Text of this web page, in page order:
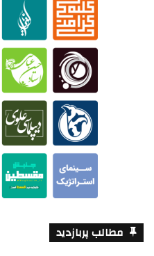
مطالب پربازدید